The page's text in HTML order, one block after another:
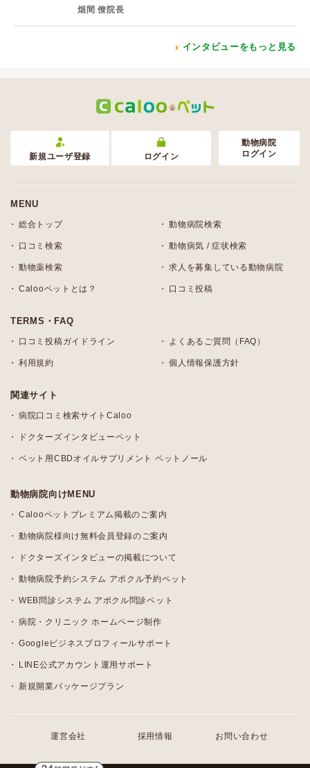
畑間 僚院長
インタビューをもっと見る
新規ユーザ登録 ログイン
動物病院
ログイン
MENU
総合トップ 動物病院検索
口コミ検索 動物病気 / 症状検索
動物薬検索 求人を募集している動物病院
Calooペットとは？ 口コミ投稿
TERMS・FAQ
口コミ投稿ガイドライン よくあるご質問（FAQ）
利用規約 個人情報保護方針
関連サイト
病院口コミ検索サイトCaloo
ドクターズインタビューペット
ペット用CBDオイルサプリメント ペットノール
動物病院向けMENU
Calooペットプレミアム掲載のご案内
動物病院様向け無料会員登録のご案内
ドクターズインタビューの掲載について
動物病院予約システム アポクル予約ペット
WEB問診システム アポクル問診ペット
病院・クリニック ホームページ制作
Googleビジネスプロフィールサポート
LINE公式アカウント運用サポート
新規開業パッケージプラン
運営会社 採用情報 お問い合わせ